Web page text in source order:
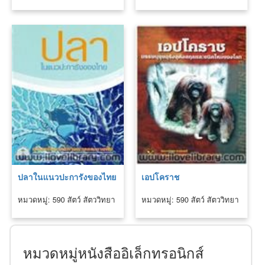
ปลาในแนวปะการังของไทย
หมวดหมู่: 590 สัตว์ สัตววิทยา
เอปโคราช
หมวดหมู่: 590 สัตว์ สัตววิทยา
หมวดหมู่หนังสืออิเล็กทรอนิกส์